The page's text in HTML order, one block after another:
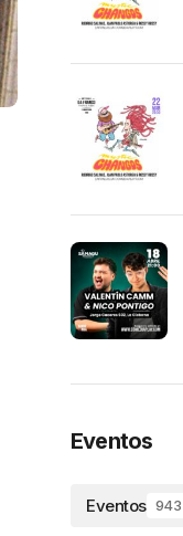
Eventos
Eventos 943